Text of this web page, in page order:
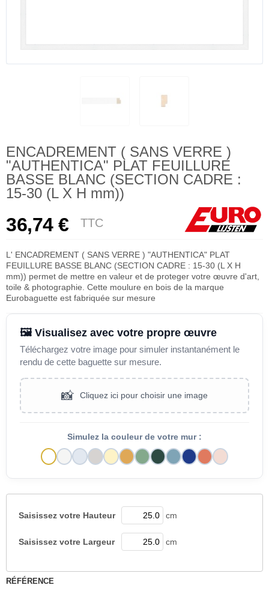
ENCADREMENT ( SANS VERRE )
"AUTHENTICA" PLAT FEUILLURE
BASSE BLANC (SECTION CADRE :
15-30 (L X H mm))
36,74 € TTC
L' ENCADREMENT ( SANS VERRE ) "AUTHENTICA" PLAT
FEUILLURE BASSE BLANC (SECTION CADRE : 15-30 (L X H
mm)) permet de mettre en valeur et de proteger votre œuvre d'art,
toile & photographie. Cette moulure en bois de la marque
Eurobaguette est fabriquée sur mesure
🖼️ Visualisez avec votre propre œuvre
Téléchargez votre image pour simuler instantanément le
rendu de cette baguette sur mesure.
📸 Cliquez ici pour choisir une image
Simulez la couleur de votre mur :
Saisissez votre Hauteur cm
Saisissez votre Largeur cm
RÉFÉRENCE